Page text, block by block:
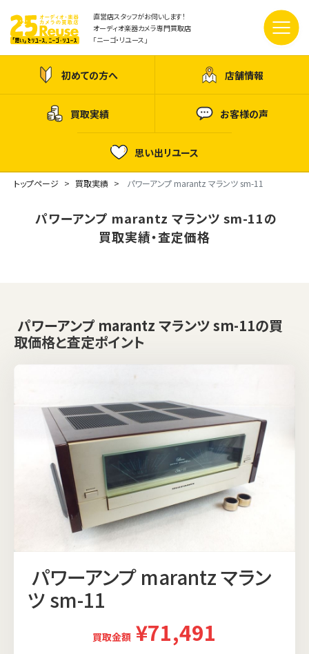
直営店スタッフがお伺いします！
オーディオ楽器カメラ専門買取店
「ニーゴ・リユース」
初めての方へ 店舗情報
買取実績 お客様の声
思い出リユース
トップページ 買取実績 パワーアンプ marantz マランツ sm-11
パワーアンプ marantz マランツ sm-11の
買取実績・査定価格
パワーアンプ marantz マランツ sm-11の買
取価格と査定ポイント
パワーアンプ marantz マラン
ツ sm-11
買取金額 ¥71,491